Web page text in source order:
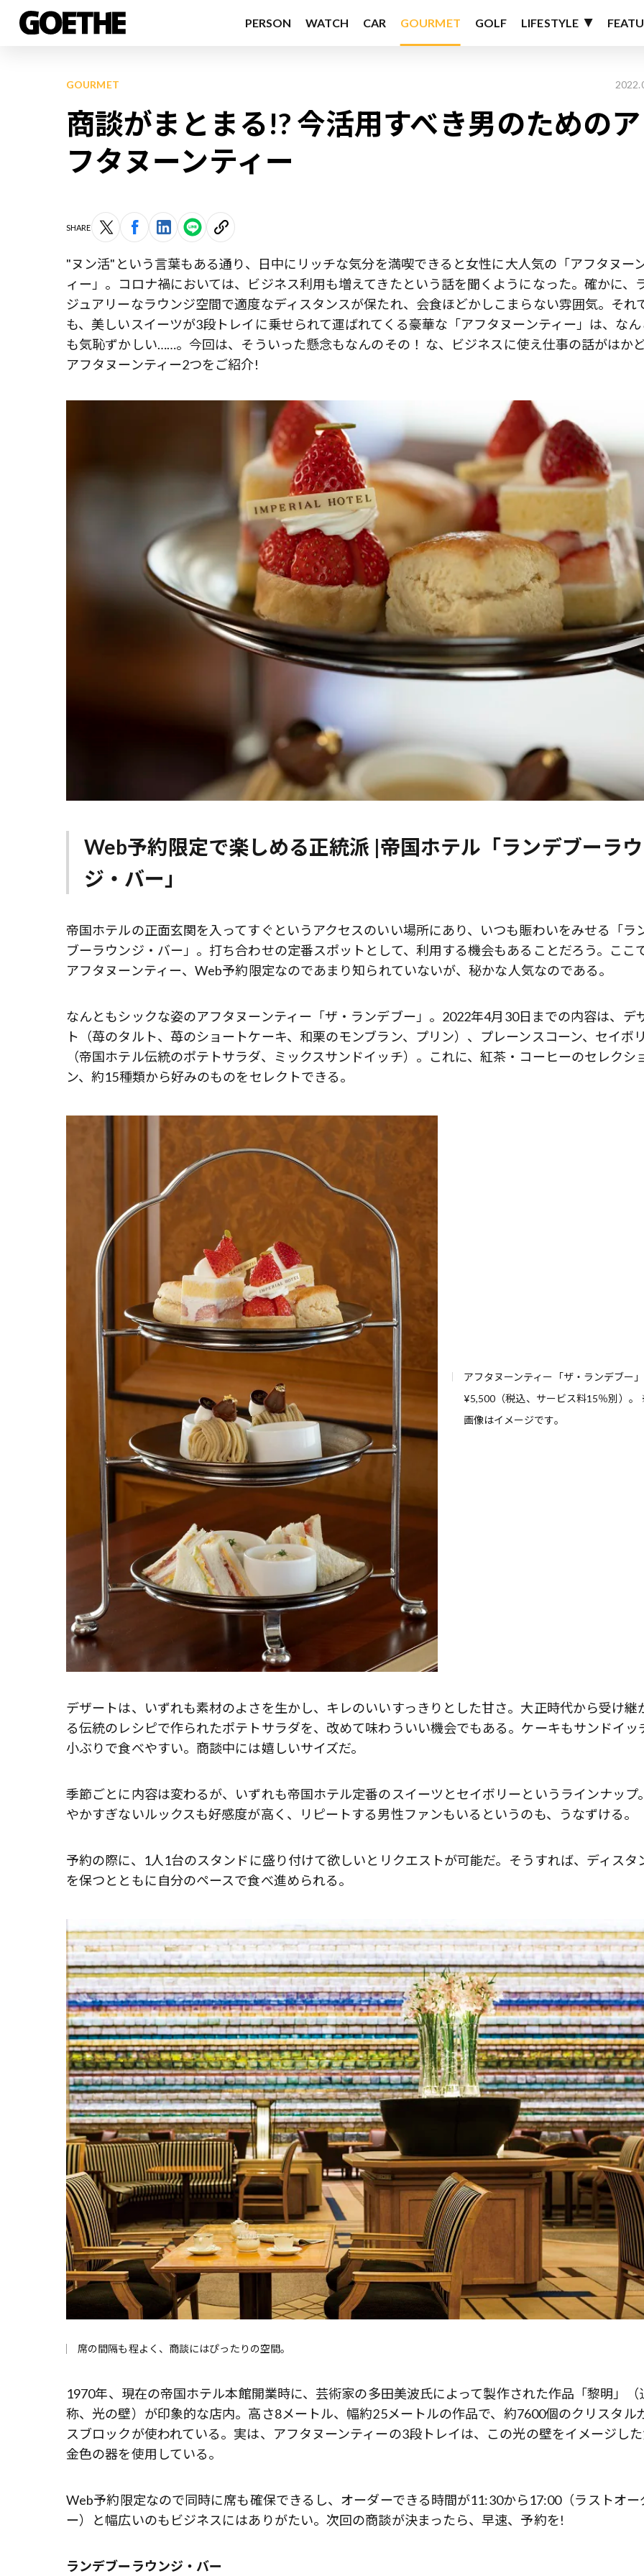
PERSON WATCH CAR GOURMET GOLF LIFESTYLE
GOURMET
商談がまとまる!? 今活用すべき男のためのア
フタヌーンティー
SHARE
"ヌン活"という言葉もある通り、日中にリッチな気分を満喫できると女性に大人気の「アフタヌー
ィー」。コロナ禍においては、ビジネス利用も増えてきたという話を聞くようになった。確かに、
ジュアリーなラウンジ空間で適度なディスタンスが保たれ、会食ほどかしこまらない雰囲気。それ
も、美しいスイーツが3段トレイに乗せられて運ばれてくる豪華な「アフタヌーンティー」は、な
も気恥ずかしい……。今回は、そういった懸念もなんのその！ な、ビジネスに使え仕事の話がはか
アフタヌーンティー2つをご紹介!
Web予約限定で楽しめる正統派 |帝国ホテル「ランデブーラ
ジ・バー」
帝国ホテルの正面玄関を入ってすぐというアクセスのいい場所にあり、いつも賑わいをみせる「ラ
ブーラウンジ・バー」。打ち合わせの定番スポットとして、利用する機会もあることだろう。ここ
アフタヌーンティー、Web予約限定なのであまり知られていないが、秘かな人気なのである。
なんともシックな姿のアフタヌーンティー「ザ・ランデブー」。2022年4月30日までの内容は、デ
ト（苺のタルト、苺のショートケーキ、和栗のモンブラン、プリン）、プレーンスコーン、セイボ
（帝国ホテル伝統のポテトサラダ、ミックスサンドイッチ）。これに、紅茶・コーヒーのセレクシ
ン、約15種類から好みのものをセレクトできる。
アフタヌーンティー「ザ・ランデブー」
¥5,500（税込、サービス料15％別）
画像はイメージです。
デザートは、いずれも素材のよさを生かし、キレのいいすっきりとした甘さ。大正時代から受け継
る伝統のレシピで作られたポテトサラダを、改めて味わういい機会でもある。ケーキもサンドイッ
小ぶりで食べやすい。商談中には嬉しいサイズだ。
季節ごとに内容は変わるが、いずれも帝国ホテル定番のスイーツとセイボリーというラインナップ
やかすぎないルックスも好感度が高く、リピートする男性ファンもいるというのも、うなずける。
予約の際に、1人1台のスタンドに盛り付けて欲しいとリクエストが可能だ。そうすれば、ディスタ
を保つとともに自分のペースで食べ進められる。
席の間隔も程よく、商談にはぴったりの空間。
1970年、現在の帝国ホテル本館開業時に、芸術家の多田美波氏によって製作された作品「黎明」（
称、光の壁）が印象的な店内。高さ8メートル、幅約25メートルの作品で、約7600個のクリスタル
スブロックが使われている。実は、アフタヌーンティーの3段トレイは、この光の壁をイメージし
金色の器を使用している。
Web予約限定なので同時に席も確保できるし、オーダーできる時間が11:30から17:00（ラストオー
ー）と幅広いのもビジネスにはありがたい。次回の商談が決まったら、早速、予約を!
ランデブーラウンジ・バー